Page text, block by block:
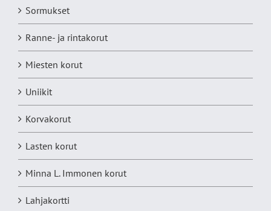
Sormukset
Ranne- ja rintakorut
Miesten korut
Uniikit
Korvakorut
Lasten korut
Minna L. Immonen korut
Lahjakortti